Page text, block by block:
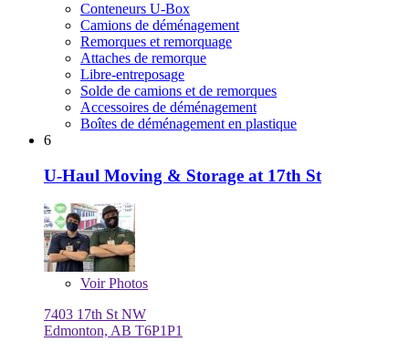
Conteneurs U-Box
Camions de déménagement
Remorques et remorquage
Attaches de remorque
Libre-entreposage
Solde de camions et de remorques
Accessoires de déménagement
Boîtes de déménagement en plastique
6
U-Haul Moving & Storage at 17th St
VoirPhotos
7403 17th St NW
Edmonton, AB T6P1P1